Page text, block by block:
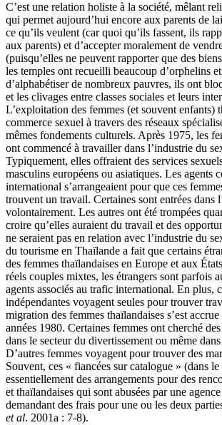
C’est une relation holiste à la société, mêlant
qui permet aujourd’hui encore aux parents de
ce qu’ils veulent (car quoi qu’ils fassent, ils
aux parents) et d’accepter moralement de
(puisqu’elles ne peuvent rapporter que des
les temples ont recueilli beaucoup d’orphelins
d’alphabétiser de nombreux pauvres, ils ont
et les clivages entre classes sociales et leurs
L’exploitation des femmes (et souvent enfants)
commerce sexuel à travers des réseaux
mêmes fondements culturels. Après 1975, les
ont commencé à travailler dans l’industrie du
Typiquement, elles offraient des services
masculins européens ou asiatiques. Les agents
international s’arrangeaient pour que ces
trouvent un travail. Certaines sont entrées dans
volontairement. Les autres ont été trompées
croire qu’elles auraient du travail et des
ne seraient pas en relation avec l’industrie du
du tourisme en Thaïlande a fait que certains
des femmes thaïlandaises en Europe et aux
réels couples mixtes, les étrangers sont parfois
agents associés au trafic international. En plus,
indépendantes voyagent seules pour trouver
migration des femmes thaïlandaises s’est accrue
années 1980. Certaines femmes ont cherché
dans le secteur du divertissement ou même
D’autres femmes voyagent pour trouver des
Souvent, ces « fiancées sur catalogue » (dans
essentiellement des arrangements pour des
et thaïlandaises qui sont abusées par une
demandant des frais pour une ou les deux
et al. 2001a : 7-8).